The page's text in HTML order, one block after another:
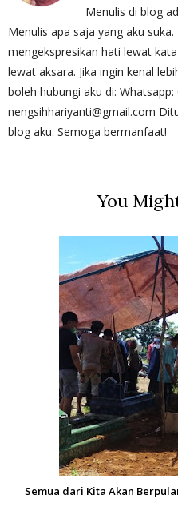
Menulis di blog
Menulis apa saja yang aku
mengekspresikan hati lewat
lewat aksara. Jika ingin kenal
boleh hubungi aku di:
nengsihhariyanti@gmail.com
blog aku. Semoga bermanfaat!
You
Semua dari Kita Akan